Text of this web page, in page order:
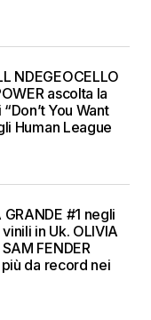
NDEGEOCELLO
ascolta la
You Want
Human League
GRANDE #1 negli
in Uk. OLIVIA
FENDER
da record nei